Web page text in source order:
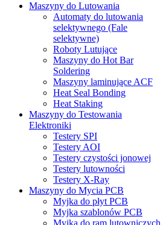
Maszyny do Lutowania
Automaty do lutowania
selektywnego (Fale
selektywne)
Roboty Lutujące
Maszyny do Hot Bar
Soldering
Maszyny laminujące ACF
Heat Seal Bonding
Heat Staking
Maszyny do Testowania
Elektroniki
Testery SPI
Testery AOI
Testery czystości jonowej
Testery lutowności
Testery X-Ray
Maszyny do Mycia PCB
Myjka do płyt PCB
Myjka szablonów PCB
Myjka do ram lutowniczych